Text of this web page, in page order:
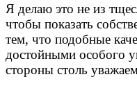
Я делаю это не из
чтобы показать
тем, что подобные
достойными особого
стороны столь